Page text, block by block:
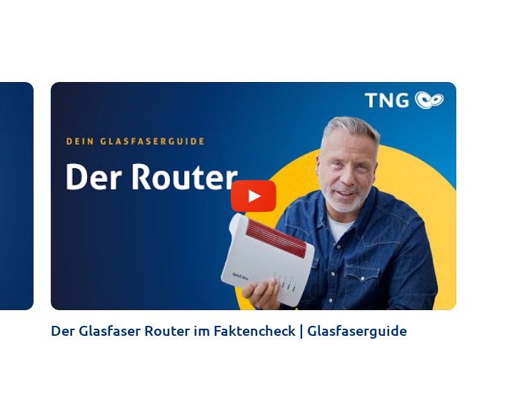
Der Glasfaser Router im Faktencheck | Glasfaserguide